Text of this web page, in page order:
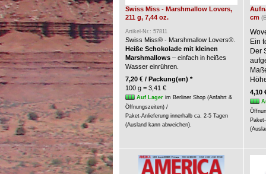
Swiss Miss - Marshmallow Lovers,
211 g, 7,44 oz.
Artikel-Nr.: 57811
Swiss Miss® - Marshmallow Lovers®.
Heiße Schokolade mit kleinen
Marshmallows– einfach in heißes
Wasser einrühren.
7,20 € / Packung(en) *
100 g = 3,41 €
Auf Lagerim Berliner Shop (Anfahrt &
Öffnungszeiten) /
Paket-Anlieferung innerhalb ca. 2-5 Tagen
(Ausland kann abweichen).
cm
Ein
Der
4,10